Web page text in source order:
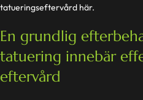
tatueringseftervård här.
En grundlig
tatuering innebär
eftervård